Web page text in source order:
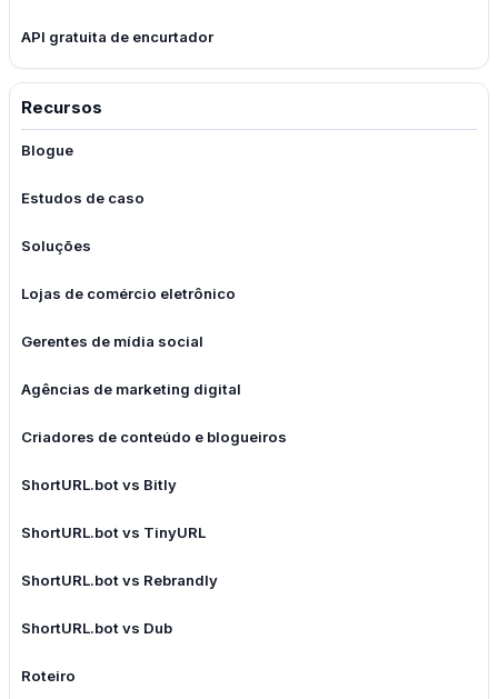
API gratuita de encurtador
Recursos
Blogue
Estudos de caso
Soluções
Lojas de comércio eletrônico
Gerentes de mídia social
Agências de marketing digital
Criadores de conteúdo e blogueiros
ShortURL.bot vs Bitly
ShortURL.bot vs TinyURL
ShortURL.bot vs Rebrandly
ShortURL.bot vs Dub
Roteiro